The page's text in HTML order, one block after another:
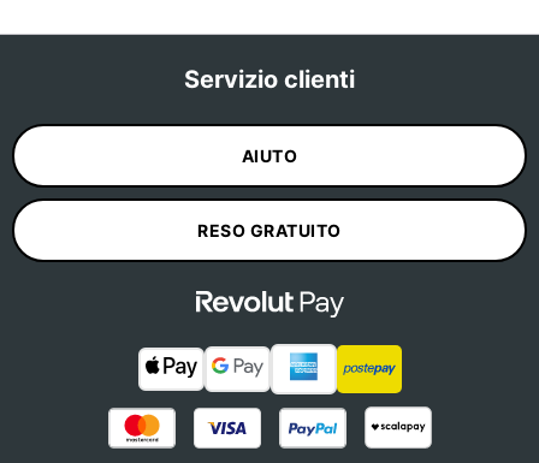
Servizio clienti
AIUTO
RESO GRATUITO